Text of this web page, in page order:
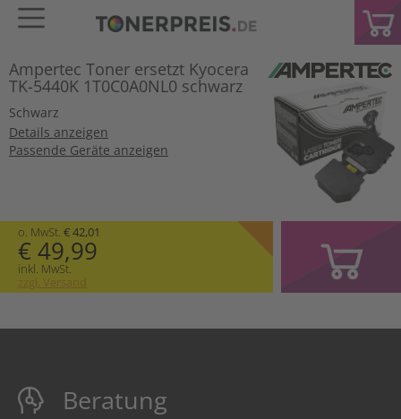
Ampertec Toner ersetzt Kyocera
TK-5440K 1T0C0A0NL0 schwarz
Schwarz
Details anzeigen
Passende Geräte anzeigen
o. MwSt. € 42,01
€ 49,99
inkl. MwSt.
zzgl. Versand
Beratung